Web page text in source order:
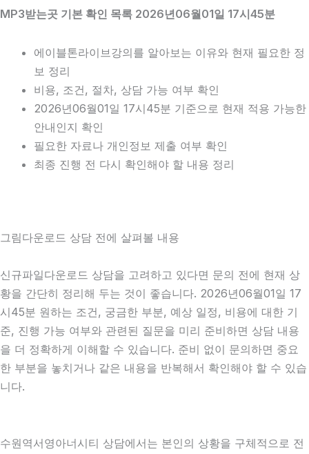
MP3받는곳 기본 확인 목록 2026년06월01일 17시45분
에이블톤라이브강의를 알아보는 이유와 현재 필요한 정
보 정리
비용, 조건, 절차, 상담 가능 여부 확인
2026년06월01일 17시45분 기준으로 현재 적용 가능한
안내인지 확인
필요한 자료나 개인정보 제출 여부 확인
최종 진행 전 다시 확인해야 할 내용 정리
그림다운로드 상담 전에 살펴볼 내용
신규파일다운로드 상담을 고려하고 있다면 문의 전에 현재 상
황을 간단히 정리해 두는 것이 좋습니다. 2026년06월01일 17
시45분 원하는 조건, 궁금한 부분, 예상 일정, 비용에 대한 기
준, 진행 가능 여부와 관련된 질문을 미리 준비하면 상담 내용
을 더 정확하게 이해할 수 있습니다. 준비 없이 문의하면 중요
한 부분을 놓치거나 같은 내용을 반복해서 확인해야 할 수 있습
니다.
수원역서영아너시티 상담에서는 본인의 상황을 구체적으로 전